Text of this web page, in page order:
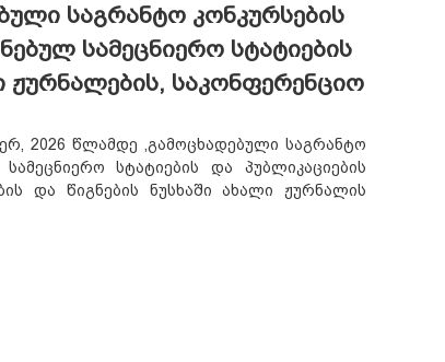
საგრანტო კონკურსების
სამეცნიერო სტატიების
ჟურნალების, საკონფერენციო
2026 წლამდე ,გამოცხადებული საგრანტო
სტატიების და პუბლიკაციების
და წიგნების ნუსხაში ახალი ჟურნალის